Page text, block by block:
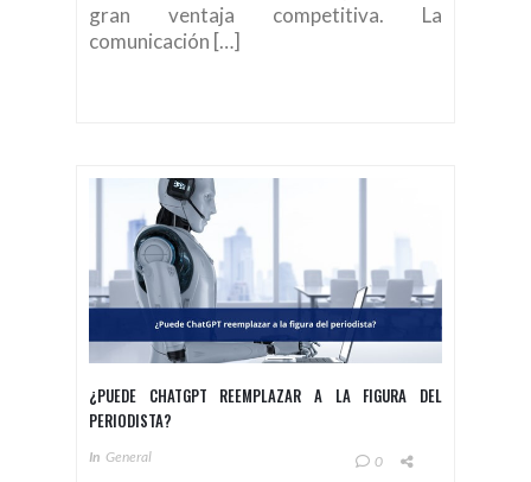
gran ventaja competitiva. La
comunicación […]
¿PUEDE CHATGPT REEMPLAZAR A LA FIGURA DEL
PERIODISTA?
In General 0